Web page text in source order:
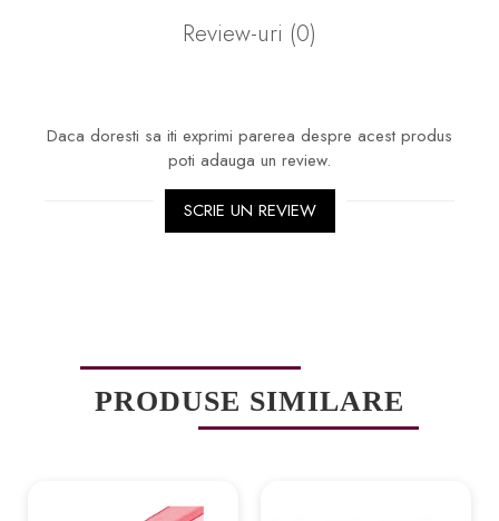
Review-uri (0)
Daca doresti sa iti exprimi parerea despre acest produs
poti adauga un review.
SCRIE UN REVIEW
PRODUSE SIMILARE